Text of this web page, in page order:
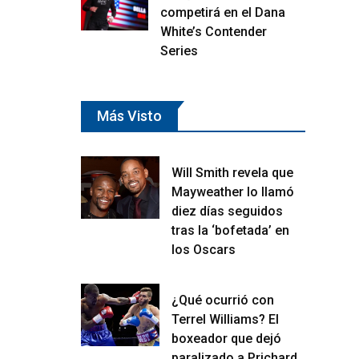
competirá en el Dana
White’s Contender
Series
Más Visto
Will Smith revela que
Mayweather lo llamó
diez días seguidos
tras la ‘bofetada’ en
los Oscars
¿Qué ocurrió con
Terrel Williams? El
boxeador que dejó